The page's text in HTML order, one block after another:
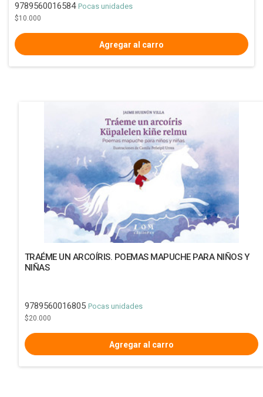
9789560016584 Pocas unidades
$10.000
TRAÉME UN ARCOÍRIS. POEMAS MAPUCHE PARA NIÑOS Y
NIÑAS
9789560016805 Pocas unidades
$20.000